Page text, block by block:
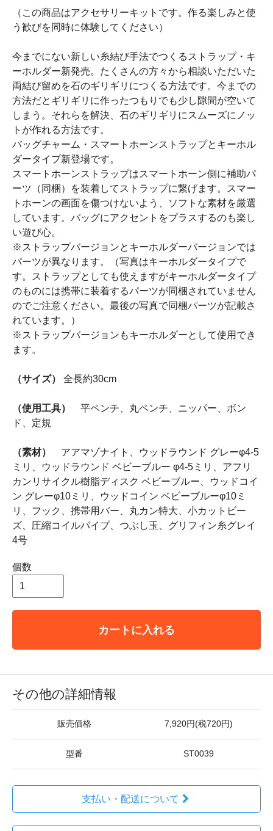
（この商品はアクセサリーキットです。作る楽しみと使
う歓びを同時に体験してください）
今までにない新しい糸結び手法でつくるストラップ・キ
ーホルダー新発売。たくさんの方々から相談いただいた
両結び留めを石のギリギリにつくる方法です。今までの
方法だとギリギリに作ったつもりでも少し隙間が空いて
しまう。それらを解決、石のギリギリにスムーズにノッ
トが作れる方法です。
バッグチャーム・スマートホーンストラップとキーホル
ダータイプ新登場です。
スマートホーンストラップはスマートホーン側に補助パ
ーツ（同梱）を装着してストラップに繋げます。スマー
トホーンの画面を傷つけないよう、ソフトな素材を厳選
しています。バッグにアクセントをプラスするのも楽し
い遊び心。
※ストラップバージョンとキーホルダーバージョンでは
パーツが異なります。（写真はキーホルダータイプで
す。ストラップとしても使えますがキーホルダータイプ
のものには携帯に装着するパーツが同梱されていません
のでご注意ください。最後の写真で同梱パーツが記載さ
れています。）
※ストラップバージョンもキーホルダーとして使用でき
ます。
（サイズ） 全長約30cm
（使用工具）
平ペンチ、丸ペンチ、ニッパー、ボン
ド、定規
（素材）
アアマゾナイト、ウッドラウンド グレーφ4-5
ミリ、ウッドラウンド ベビーブルー φ4-5ミリ、アフリ
カンリサイクル樹脂ディスク ベビーブルー、ウッドコイ
ン グレーφ10ミリ、ウッドコイン ベビーブルーφ10ミ
リ、フック、携帯用バー、丸カン特大、小カットビー
ズ、圧縮コイルパイプ、つぶし玉、グリフィン糸グレイ
4号
個数
カートに入れる
その他の詳細情報
販売価格 7,920円(税720円)
型番 ST0039
支払い・配送について